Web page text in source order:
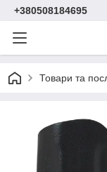
+380508184695
Товари та